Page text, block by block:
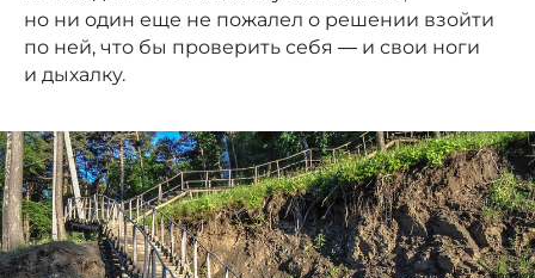
но ни один еще не пожалел о решении взойти
по ней, что бы проверить себя — и свои ноги
и дыхалку.